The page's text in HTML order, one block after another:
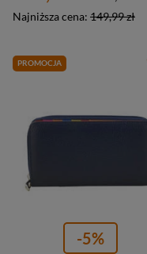
Najniższa cena: 149,99 zł
PROMOCJA
-5%